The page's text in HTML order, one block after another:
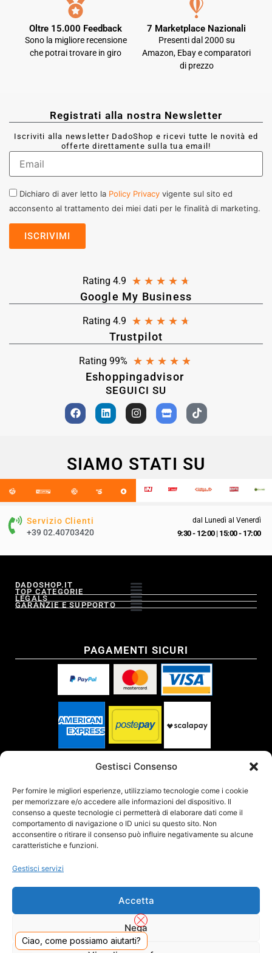
Gestisci Consenso
Per fornire le migliori esperienze, utilizziamo tecnologie come i cookie
per memorizzare e/o accedere alle informazioni del dispositivo. Il
consenso a queste tecnologie ci permetterà di elaborare dati come il
comportamento di navigazione o ID unici su questo sito. Non
acconsentire o ritirare il consenso può influire negativamente su alcune
caratteristiche e funzioni.
Gestisci servizi
Accetta
Nega
Oltre 15.000 Feedback
Sono la migliore recensione
che potrai trovare in giro
7 Marketplace Nazionali
Presenti dal 2000 su
Amazon, Ebay e comparatori
di prezzo
Registrati alla nostra Newsletter
Iscriviti alla newsletter DadoShop e ricevi tutte le novità ed
offerte direttamente sulla tua email!
Dichiaro di aver letto la Policy Privacy vigente sul sito ed
acconsento al trattamento dei miei dati per le finalità di marketing.
Rating 4.9 ★ ★ ★ ★ ★
Google My Business
Rating 4.9 ★ ★ ★ ★ ★
Trustpilot
Rating 99% ★ ★ ★ ★ ★
Eshoppingadvisor
SEGUICI SU
SIAMO STATI SU
Servizio Clienti
+39 02.40703420
dal Lunedì al Venerdì
9:30 - 12:00| 15:00 - 17:00
DADOSHOP.IT
TOP CATEGORIE
LEGALS
GARANZIE E SUPPORTO
PAGAMENTI SICURI
SITO CERTIFICATO
Ciao, come possiamo aiutarti?